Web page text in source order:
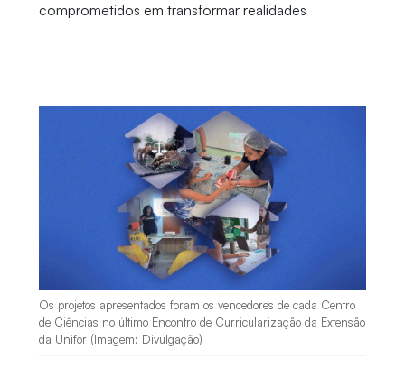
comprometidos em transformar realidades
Os projetos apresentados foram os vencedores de cada Centro
de Ciências no último Encontro de Curricularização da Extensão
da Unifor (Imagem: Divulgação)